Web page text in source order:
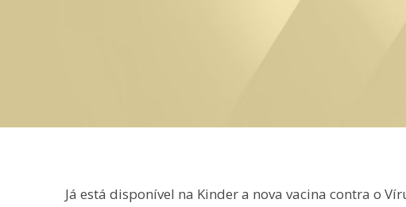
Já está disponível na Kinder a nova vacina contra o